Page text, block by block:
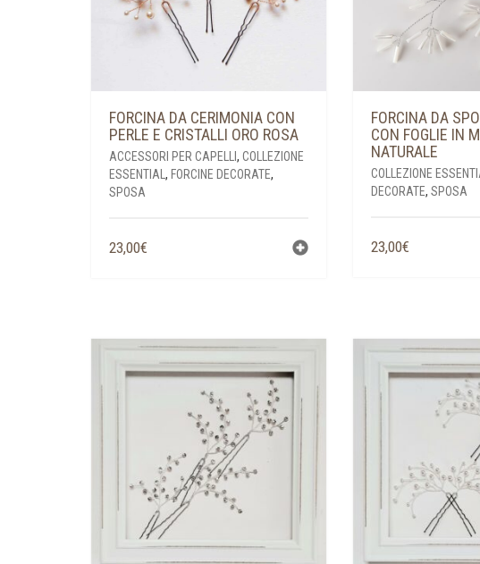
FORCINA DA CERIMONIA CON
PERLE E CRISTALLI ORO ROSA
ACCESSORI PER CAPELLI , COLLEZIONE
ESSENTIAL , FORCINE DECORATE,
SPOSA
23,00€
FORCINA DA
CON FOGLIE IN
NATURALE
COLLEZIONE
DECORATE, SPOSA
23,00€